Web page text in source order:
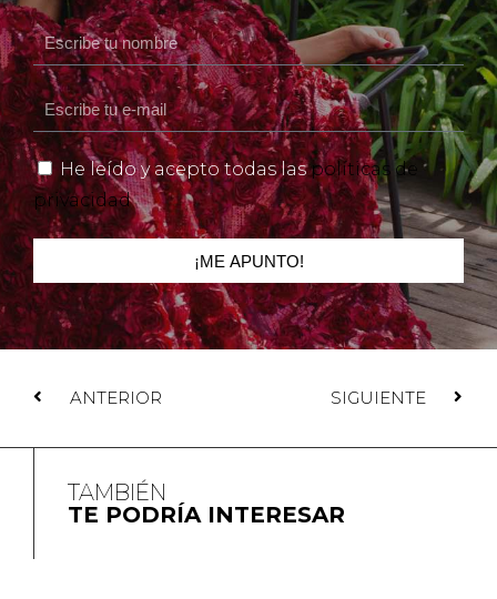
He leído y acepto todas laspolíticas de
privacidad
¡ME APUNTO!
ANTERIOR SIGUIENTE
TAMBIÉN
TE PODRÍA INTERESAR